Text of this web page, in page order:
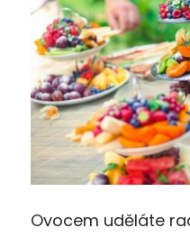
Ovocem uděláte